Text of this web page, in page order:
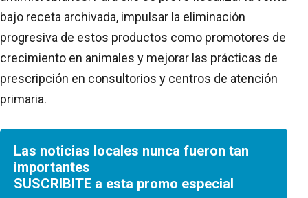
bajo receta archivada, impulsar la eliminación
progresiva de estos productos como promotores de
crecimiento en animales y mejorar las prácticas de
prescripción en consultorios y centros de atención
primaria.
Las noticias locales nunca fueron tan
importantes
SUSCRIBITE a esta promo especial